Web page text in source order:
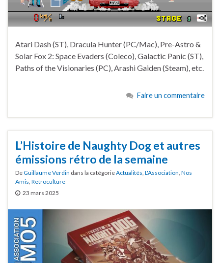
Atari Dash (ST), Dracula Hunter (PC/Mac), Pre-Astro &
Solar Fox 2: Space Evaders (Coleco), Galactic Panic (ST),
Paths of the Visionaries (PC), Arashi Gaiden (Steam), etc.
Faire un commentaire
L’Histoire de Naughty Dog et autres
émissions rétro de la semaine
DeGuillaume Verdin dans la catégorieActualités L'Association Nos
Amis Retroculture
23 mars 2025